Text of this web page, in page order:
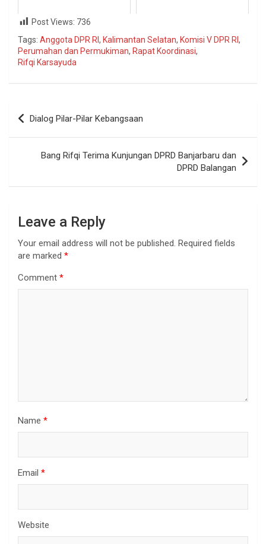
Post Views: 736
Tags: Anggota DPR RI, Kalimantan Selatan, Komisi V DPR RI,
Perumahan dan Permukiman, Rapat Koordinasi,
Rifqi Karsayuda
Dialog Pilar-Pilar Kebangsaan
Bang Rifqi Terima Kunjungan DPRD Banjarbaru dan
DPRD Balangan
Leave a Reply
Your email address will not be published. Required fields
are marked *
Comment *
Name *
Email *
Website